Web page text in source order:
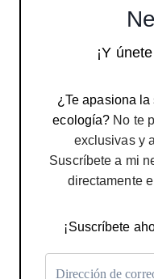
¡Y
¿Te apasiona
ecología? No te
exclusivas y
Suscríbete a mi
directamente
¡Suscríbete